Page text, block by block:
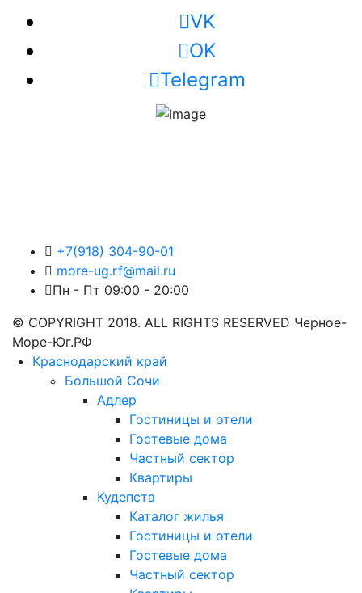
VK
OK
Telegram
+7(918) 304-90-01
more-ug.rf@mail.ru
Пн - Пт 09:00 - 20:00
© COPYRIGHT 2018. ALL RIGHTS RESERVED Черное-
Море-Юг.РФ
Краснодарский край
Большой Сочи
Адлер
Гостиницы и отели
Гостевые дома
Частный сектор
Квартиры
Кудепста
Каталог жилья
Гостиницы и отели
Гостевые дома
Частный сектор